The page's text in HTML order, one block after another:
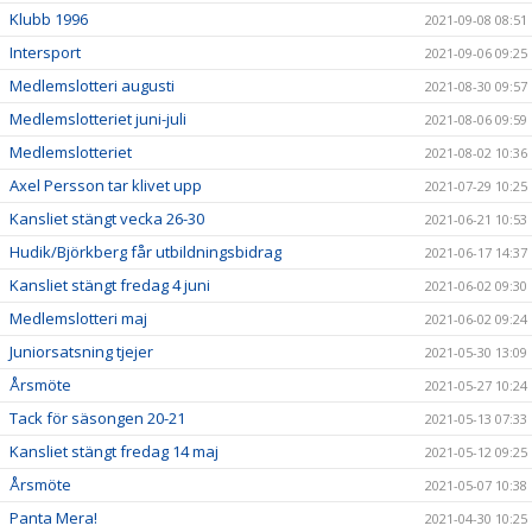
Klubb 1996 2021-09-08 08:51
Intersport 2021-09-06 09:25
Medlemslotteri augusti 2021-08-30 09:57
Medlemslotteriet juni-juli 2021-08-06 09:59
Medlemslotteriet 2021-08-02 10:36
Axel Persson tar klivet upp 2021-07-29 10:25
Kansliet stängt vecka 26-30 2021-06-21 10:53
Hudik/Björkberg får utbildningsbidrag 2021-06-17 14:37
Kansliet stängt fredag 4 juni 2021-06-02 09:30
Medlemslotteri maj 2021-06-02 09:24
Juniorsatsning tjejer 2021-05-30 13:09
Årsmöte 2021-05-27 10:24
Tack för säsongen 20-21 2021-05-13 07:33
Kansliet stängt fredag 14 maj 2021-05-12 09:25
Årsmöte 2021-05-07 10:38
Panta Mera! 2021-04-30 10:25